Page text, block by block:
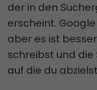
der in den
erscheint.
aber es ist
schreibst und
auf die du